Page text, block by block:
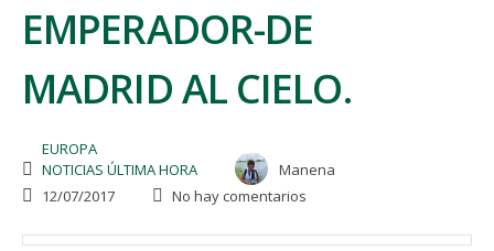
EMPERADOR-DE
MADRID AL CIELO.
EUROPA
NOTICIAS ÚLTIMA HORA
Manena
12/07/2017
No hay comentarios